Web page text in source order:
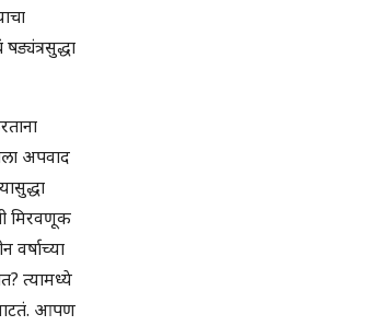
अपवाद
मिरवणूक
वर्षाच्या
त्यामध्ये
आपण